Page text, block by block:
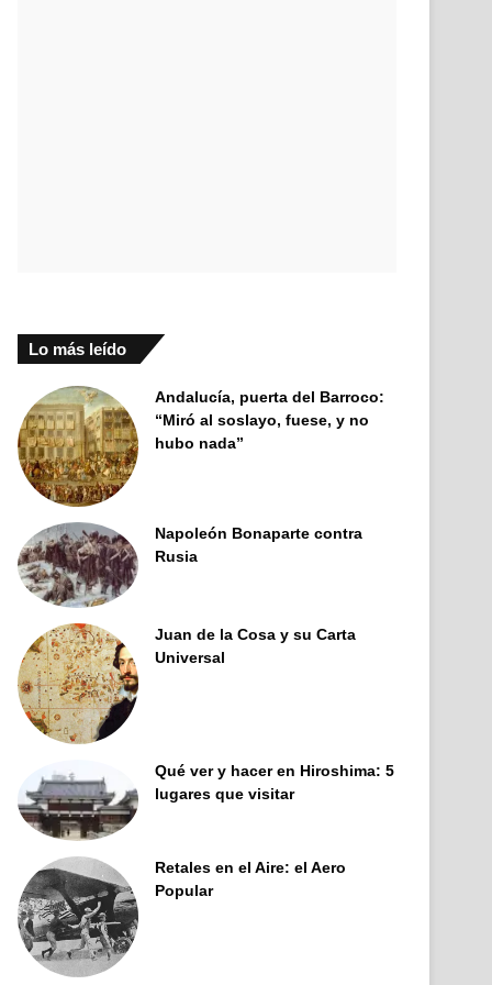
Lo más leído
Andalucía, puerta del Barroco:
“Miró al soslayo, fuese, y no
hubo nada”
Napoleón Bonaparte contra
Rusia
Juan de la Cosa y su Carta
Universal
Qué ver y hacer en Hiroshima: 5
lugares que visitar
Retales en el Aire: el Aero
Popular